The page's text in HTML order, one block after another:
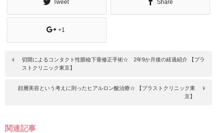
Tweet Share
+1
切開によるコンタクト性眼瞼下垂修正手術☆ 2年9か月後の経過紹介 【プラ
ストクリニック東京】
顔層美容という考えに則ったヒアルロン酸治療☆ 【プラストクリニック東
京】
関連記事